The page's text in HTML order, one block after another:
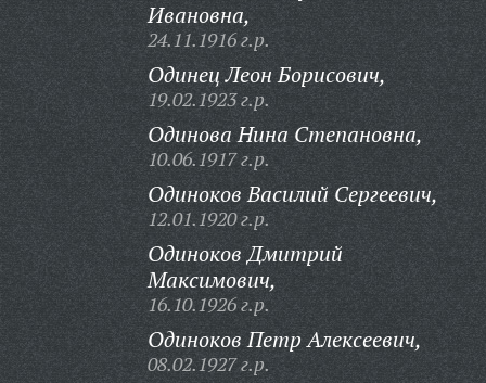
Ивановна,
24.11.1916 г.р.
Одинец Леон Борисович,
19.02.1923 г.р.
Одинова Нина Степановна,
10.06.1917 г.р.
Одиноков Василий Сергеевич,
12.01.1920 г.р.
Одиноков Дмитрий
Максимович,
16.10.1926 г.р.
Одиноков Петр Алексеевич,
08.02.1927 г.р.